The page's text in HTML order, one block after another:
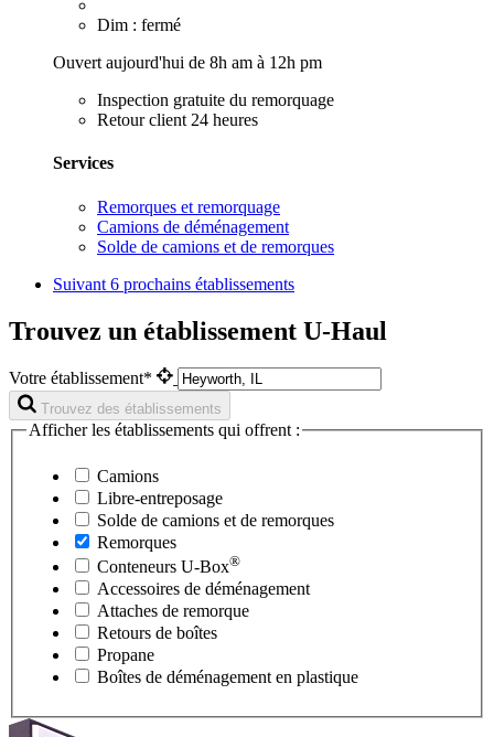
Dim : fermé
Ouvert aujourd'hui de 8h am à 12h pm
Inspection gratuite du remorquage
Retour client 24 heures
Services
Remorques et remorquage
Camions de déménagement
Solde de camions et de remorques
Suivant 6 prochains établissements
Trouvez un établissement U-Haul
Votre établissement*
Trouvez des établissements
Afficher les établissements qui offrent :
Camions
Libre-entreposage
Solde de camions et de remorques
Remorques
Conteneurs U-Box®
Accessoires de déménagement
Attaches de remorque
Retours de boîtes
Propane
Boîtes de déménagement en plastique